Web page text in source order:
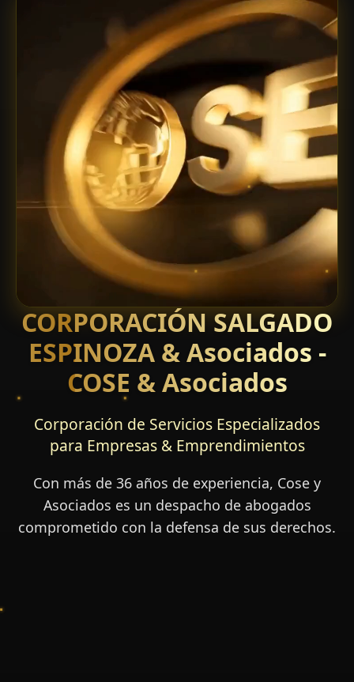
CORPORACIÓN SALGADO
ESPINOZA & Asociados -
COSE & Asociados
Corporación de Servicios Especializados
para Empresas & Emprendimientos
Con más de 36 años de experiencia, Cose y
Asociados es un despacho de abogados
comprometido con la defensa de sus derechos.